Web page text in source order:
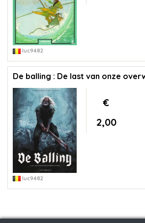
luc9482
De balling : De last van onze
€
2,00
luc9482